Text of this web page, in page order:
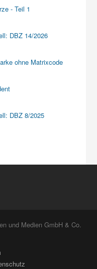
- Teil 1
DBZ 14/2026
ohne Matrixcode
DBZ 8/2025
und Medien GmbH & Co.